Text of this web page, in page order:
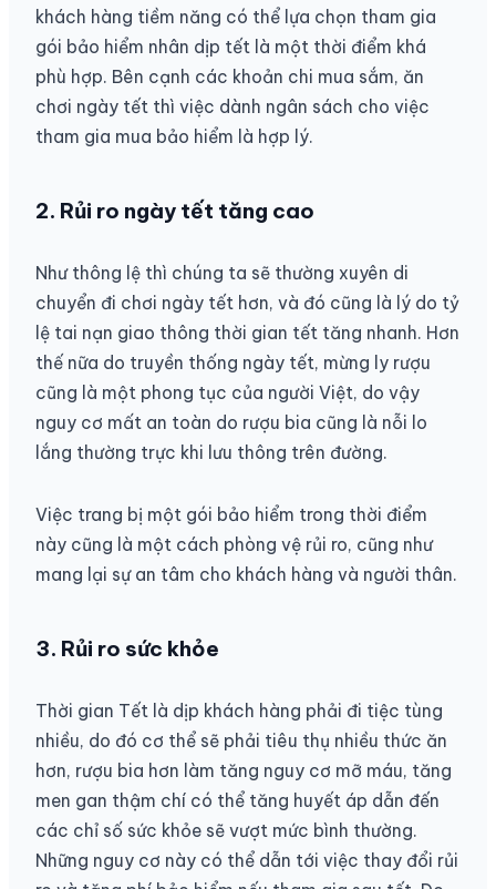
khách hàng tiềm năng có thể lựa chọn tham gia
gói bảo hiểm nhân dịp tết là một thời điểm khá
phù hợp. Bên cạnh các khoản chi mua sắm, ăn
chơi ngày tết thì việc dành ngân sách cho việc
tham gia mua bảo hiểm là hợp lý.
2. Rủi ro ngày tết tăng cao
Như thông lệ thì chúng ta sẽ thường xuyên di
chuyển đi chơi ngày tết hơn, và đó cũng là lý do tỷ
lệ tai nạn giao thông thời gian tết tăng nhanh. Hơn
thế nữa do truyền thống ngày tết, mừng ly rượu
cũng là một phong tục của người Việt, do vậy
nguy cơ mất an toàn do rượu bia cũng là nỗi lo
lắng thường trực khi lưu thông trên đường.
Việc trang bị một gói bảo hiểm trong thời điểm
này cũng là một cách phòng vệ rủi ro, cũng như
mang lại sự an tâm cho khách hàng và người thân.
3. Rủi ro sức khỏe
Thời gian Tết là dịp khách hàng phải đi tiệc tùng
nhiều, do đó cơ thể sẽ phải tiêu thụ nhiều thức ăn
hơn, rượu bia hơn làm tăng nguy cơ mỡ máu, tăng
men gan thậm chí có thể tăng huyết áp dẫn đến
các chỉ số sức khỏe sẽ vượt mức bình thường.
Những nguy cơ này có thể dẫn tới việc thay đổi rủi